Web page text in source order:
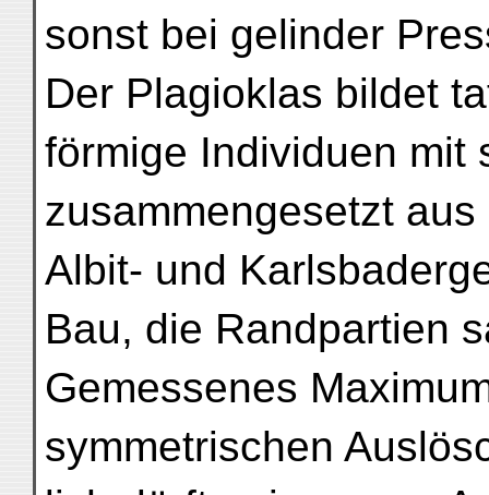
sonst bei gelinder
Der Plagioklas bildet
förmige Individuen mit
zusammengesetzt
Albit- und
Bau, die Randpartien
Gemessenes
symmetrischen